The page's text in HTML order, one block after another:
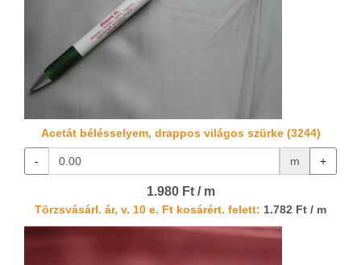
Acetát bélésselyem, drappos világos szürke (3244)
- m +
1.980 Ft / m
Törzsvásárl. ár, v. 10 e. Ft kosárért. felett: 1.782 Ft / m